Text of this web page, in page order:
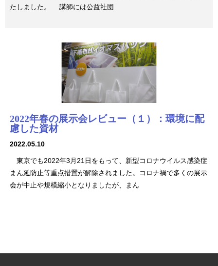
たしました。 講師には公益社団
2022年春の展示会レビュー（１）：環境に配
慮した資材
2022.05.10
東京でも2022年3月21日をもって、新型コロナウイルス感染症
まん延防止等重点措置が解除されました。コロナ禍で多くの展示
会が中止や規模縮小となりましたが、まん